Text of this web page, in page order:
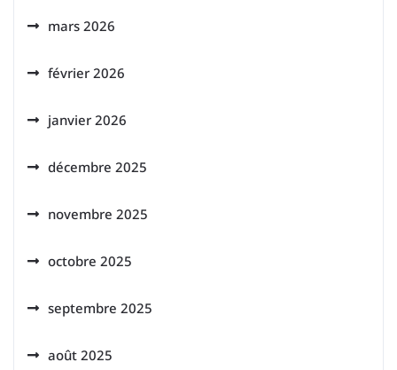
mars 2026
février 2026
janvier 2026
décembre 2025
novembre 2025
octobre 2025
septembre 2025
août 2025